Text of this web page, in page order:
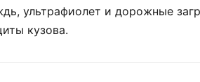
ультрафиолет и дорожные
кузова.